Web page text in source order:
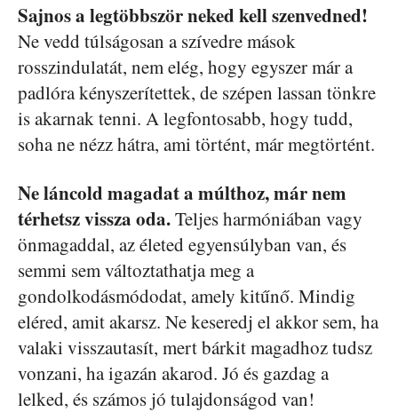
Sajnos a legtöbbször neked kell szenvedned!
Ne vedd túlságosan a szívedre mások
rosszindulatát, nem elég, hogy egyszer már a
padlóra kényszerítettek, de szépen lassan tönkre
is akarnak tenni. A legfontosabb, hogy tudd,
soha ne nézz hátra, ami történt, már megtörtént.
Ne láncold magadat a múlthoz, már nem
térhetsz vissza oda.Teljes harmóniában vagy
önmagaddal, az életed egyensúlyban van, és
semmi sem változtathatja meg a
gondolkodásmódodat, amely kitűnő. Mindig
eléred, amit akarsz. Ne keseredj el akkor sem, ha
valaki visszautasít, mert bárkit magadhoz tudsz
vonzani, ha igazán akarod. Jó és gazdag a
lelked, és számos jó tulajdonságod van!